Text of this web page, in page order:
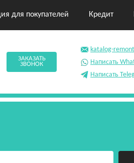
для покупателей Кредит
ЗАКАЗАТЬ
ЗВОНОК
katalog-
Написать
Написать